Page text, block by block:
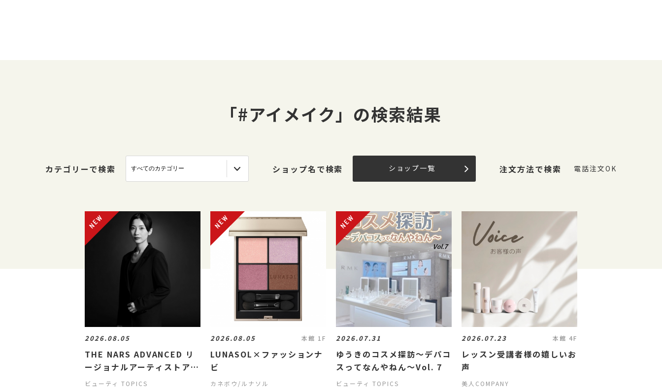
「#アイメイク」の検索結果
カテゴリーで検索 ショップ名で検索 ショップ一覧 注文方法で検索 電話注文OK
2026.08.05
THE NARS ADVANCED リ
ージョナルアーティストアド
バイスコース
ビューティ TOPICS
2026.08.05 本館 1F
LUNASOL×ファッションナ
ビ
カネボウ/ルナソル
2026.07.31
ゆうきのコスメ探訪～デパコ
スってなんやねん～Vol. 7
ビューティ TOPICS
2026.07.23 本館 4F
レッスン受講者様の嬉しいお
声
美人COMPANY